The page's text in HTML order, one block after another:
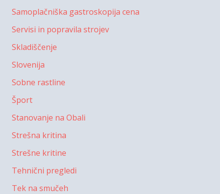
Samoplačniška gastroskopija cena
Servisi in popravila strojev
Skladiščenje
Slovenija
Sobne rastline
Šport
Stanovanje na Obali
Strešna kritina
Strešne kritine
Tehnični pregledi
Tek na smučeh